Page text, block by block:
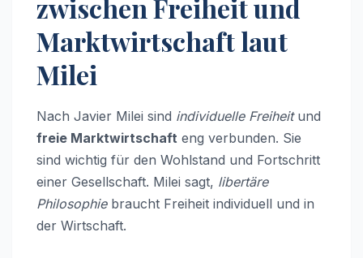
zwischen Freiheit und
Marktwirtschaft laut
Milei
Nach Javier Milei sind individuelle Freiheitund
freie Marktwirtschaft eng verbunden. Sie
sind wichtig für den Wohlstand und Fortschritt
einer Gesellschaft. Milei sagt, libertäre
Philosophiebraucht Freiheit individuell und in
der Wirtschaft.